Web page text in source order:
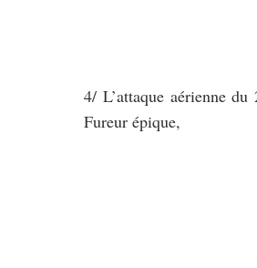
4/ L’attaque aérienne
Fureur épique,